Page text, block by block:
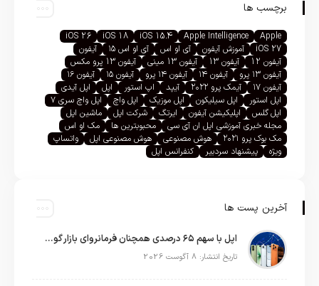
برچسب ها
Apple
Apple Intelligence
iOS 15.4
iOS 18
iOS 26
iOS 27
آموزش آیفون آی او اس آی او اس ۱۵
آیفون
آیفون 12
آیفون 13 آیفون 13 مینی
آیفون 13 پرو مکس
آیفون ۱۳ پرو
آیفون ۱۴ آیفون ۱۴ پرو آیفون ۱۵
آیفون ۱۶
آیفون ۱۷
آیمک پرو ۲۰۲۲ آیپد اپ استور اپل
اپل آیدی
اپل استور
اپل سیلیکون اپل موزیک اپل واچ
اپل واچ سری ۷
اپل گلس
اپلیکیشن آیفون ایرتگ شرکت اپل
ماشین اپل
مجله خبری آموزشی اپل ان آی سی
محبوبترین ها
مک او اس
مک بوک پرو ۲۰۲۱
هوش مصنوعی هوش مصنوعی اپل
واتساپ
ویژه
پیشنهاد سردبیر کنفرانس اپل
آخرین پست ها
اپل با سهم ۶۵ درصدی همچنان فرمانروای بازار گوشی‌های پریمیوم جهان است
تاریخ انتشار: 8 آگوست 2026